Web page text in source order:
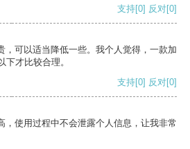
支持[0] 反对[0]
，可以适当降低一些。我个人觉得，一款加
下才比较合理。
支持[0] 反对[0]
，使用过程中不会泄露个人信息，让我非常